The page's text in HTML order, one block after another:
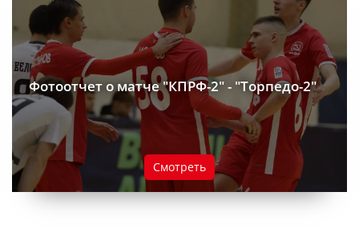
Фотоотчет о матче "КПРФ-2" - "Торпедо-2"
Смотреть